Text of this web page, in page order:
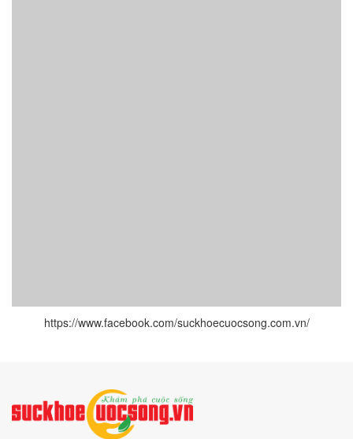
https://www.facebook.com/suckhoecuocsong.com.vn/